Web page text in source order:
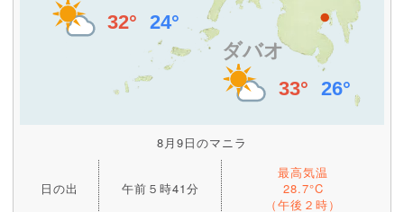
8月9日のマニラ
日の出 午前５時41分
最高気温
28.7°C
（午後２時）